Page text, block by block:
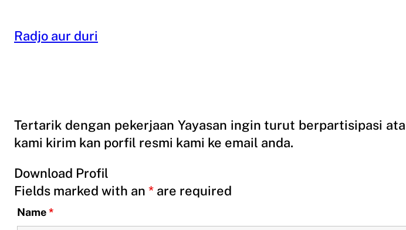
to
content
Radjo aur duri
Tertarik dengan pekerjaan Yayasan ingin turut berpartisipasi
kami kirim kan porfil resmi kami ke email anda.
Download Profil
Fields marked with an * are required
Name*